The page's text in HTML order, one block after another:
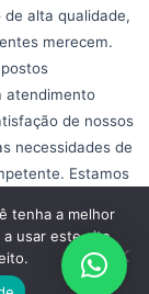
alta qualidade,
merecem.
atendimento
de nossos
necessidades de
Estamos
em seu dia
Importado
tenha a melhor
usar este site,